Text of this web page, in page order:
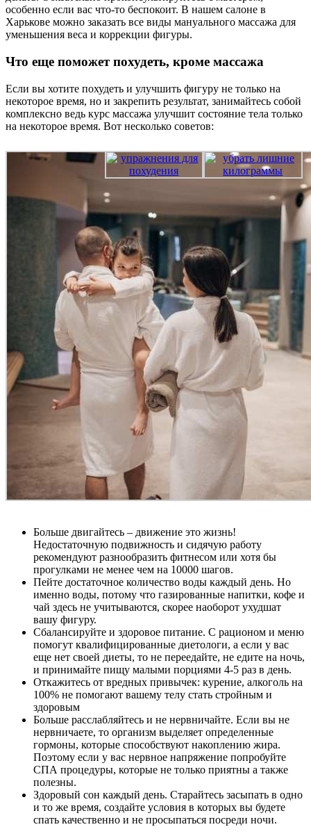
особенно если вас что-то беспокоит. В нашем салоне в
Харькове можно заказать все виды мануального массажа для
уменьшения веса и коррекции фигуры.
Что еще поможет похудеть, кроме массажа
Если вы хотите похудеть и улучшить фигуру не только на
некоторое время, но и закрепить результат, занимайтесь собой
комплексно ведь курс массажа улучшит состояние тела только
на некоторое время. Вот несколько советов:
Больше двигайтесь – движение это жизнь!
Недостаточную подвижность и сидячую работу
рекомендуют разнообразить фитнесом или хотя бы
прогулками не менее чем на 10000 шагов.
Пейте достаточное количество воды каждый день. Но
именно воды, потому что газированные напитки, кофе и
чай здесь не учитываются, скорее наоборот ухудшат
вашу фигуру.
Сбалансируйте и здоровое питание. С рационом и меню
помогут квалифицированные диетологи, а если у вас
еще нет своей диеты, то не переедайте, не едите на ночь,
и принимайте пищу малыми порциями 4-5 раз в день.
Откажитесь от вредных привычек: курение, алкоголь на
100% не помогают вашему телу стать стройным и
здоровым
Больше расслабляйтесь и не нервничайте. Если вы не
нервничаете, то организм выделяет определенные
гормоны, которые способствуют накоплению жира.
Поэтому если у вас нервное напряжение попробуйте
СПА процедуры, которые не только приятны а также
полезны.
Здоровый сон каждый день. Старайтесь засыпать в одно
и то же время, создайте условия в которых вы будете
спать качественно и не просыпаться посреди ночи.